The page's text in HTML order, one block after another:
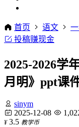
首页 语文
投稿赚现金
2025-2026学
月明》ppt课
sinym
2025-12-08
¥ 3.5 教学币